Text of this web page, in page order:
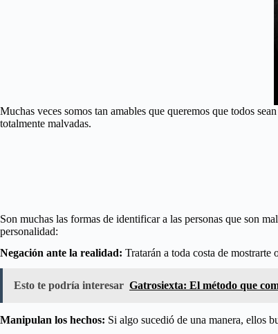
Muchas veces somos tan amables que queremos que todos
totalmente malvadas.
Son muchas las formas de identificar a las personas que son
personalidad:
Negación ante la realidad: Tratarán a toda costa de mostrarte
Esto te podría interesar Gatrosiexta: El método que
Manipulan los hechos: Si algo sucedió de una manera, ellos